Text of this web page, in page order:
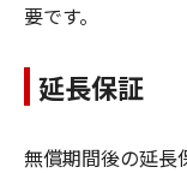
要です。
延長保証
無償期間後の延長